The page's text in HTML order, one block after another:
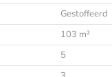
Gestoffeerd
103 m²
5